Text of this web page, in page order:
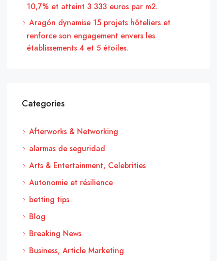
10,7% et atteint 3 333 euros par m2.
Aragón dynamise 15 projets hôteliers et
renforce son engagement envers les
établissements 4 et 5 étoiles.
Categories
Afterworks & Networking
alarmas de seguridad
Arts & Entertainment, Celebrities
Autonomie et résilience
betting tips
Blog
Breaking News
Business, Article Marketing